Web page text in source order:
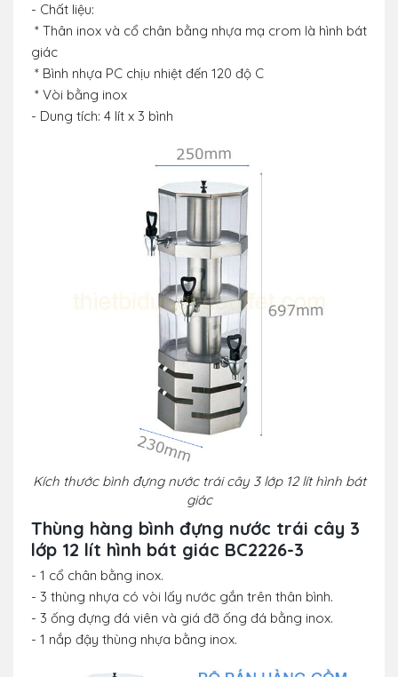
- Chất liệu:
* Thân inox và cổ chân bằng nhựa mạ crom là hình bát
giác
* Bình nhựa PC chịu nhiệt đến 120 độ C
* Vòi bằng inox
- Dung tích: 4 lít x 3 bình
Kích thước bình đựng nước trái cây 3 lớp 12 lít hình bát
giác
Thùng hàng bình đựng nước trái cây 3
lớp 12 lít hình bát giác BC2226-3
- 1 cổ chân bằng inox.
- 3 thùng nhựa có vòi lấy nước gắn trên thân bình.
- 3 ống đựng đá viên và giá đỡ ống đá bằng inox.
- 1 nắp đậy thùng nhựa bằng inox.